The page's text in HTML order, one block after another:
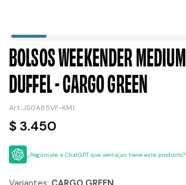
BOLSOS WEEKENDER MEDIUM
DUFFEL - CARGO GREEN
JS0A85VF-KM1
$ 3.450
¿Pegúntale a ChatGPT que ventajas tiene este producto?